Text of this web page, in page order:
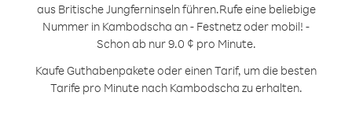
aus Britische Jungferninseln führen.Rufe eine beliebige
Nummer in Kambodscha an - Festnetz oder mobil! -
Schon ab nur 9.0 ¢ pro Minute.
Kaufe Guthabenpakete oder einen Tarif, um die besten
Tarife pro Minute nach Kambodscha zu erhalten.